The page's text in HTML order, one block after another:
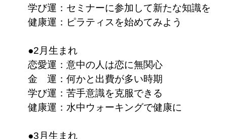
学び運：セミナーに参加して新たな知識を
健康運：ピラティスを始めてみよう
●2月生まれ
恋愛運：意中の人は恋に無関心
金 運：何かと出費が多い時期
学び運：苦手意識を克服できる
健康運：水中ウォーキングで健康に
●3月生まれ